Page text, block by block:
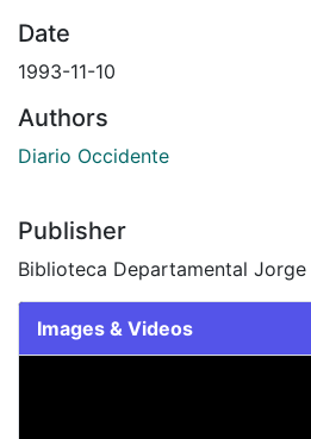
Date
1993-11-10
Authors
Diario Occidente
Publisher
Biblioteca Departamental Jorge
Images & Videos